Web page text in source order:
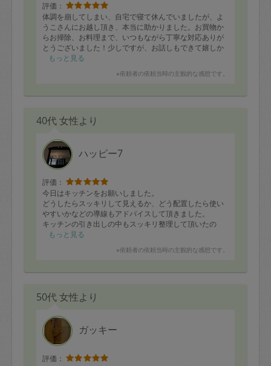
評価：
体調を崩してしまい、自宅で寝て休んでいましたが、よ
うこさんにお越し頂き、本当に助かりました。お買物か
らお掃除、お料理まで、いつもながら丁寧な対応ありが
とうございました！少しですが、お話しもできて嬉しか
ったです。また次回もどうぞよろしくお願い致します。
もっと見る
※依頼者の依頼当時の主観的な感想です。
40代 女性より
ハッピー7
評価：
今日はキッチンをお願いしました。
どうしたらスッキリして見えるか、どう配置したら使い
やすいかなどの導線もアドバイスして頂きました。
キッチンの引き出しの中もスッキリ整理して頂いたの
で、その他も少しづつ整理整頓していきたいです。
タスカジを利用したのですが、お願いして本当によかっ
今後も我が家がスッキリするまで色々お手伝いお願いし
もっと見る
※依頼者の依頼当時の主観的な感想です。
50代 女性より
ガッキー
評価：